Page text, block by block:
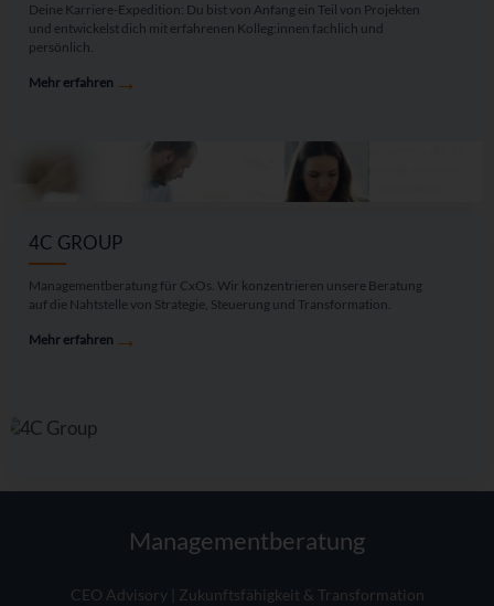
Deine Karriere-Expedition: Du bist von Anfang ein Teil von Projekten
und entwickelst dich mit erfahrenen Kolleg:innen fachlich und
persönlich.
Mehr erfahren →
4C GROUP
Managementberatung für CxOs. Wir konzentrieren unsere Beratung
auf die Nahtstelle von Strategie, Steuerung und Transformation.
Mehr erfahren →
Managementberatung
CEO Advisory | Zukunftsfähigkeit & Transformation